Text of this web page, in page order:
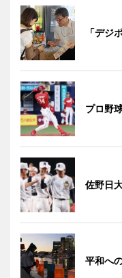
「デジ
プロ野
佐野日
平和へ